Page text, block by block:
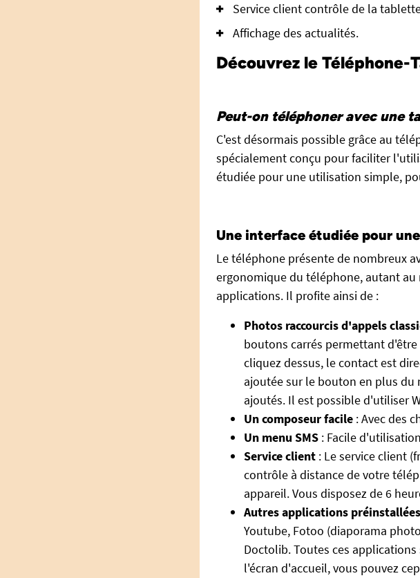
Service client contrôle de la
Affichage des actualités.
Découvrez le Téléphone-
Peut-on téléphoner avec une
C'est désormais possible grâce au
spécialement conçu pour faciliter
étudiée pour une utilisation simple,
Une interface étudiée pour
Le téléphone présente de nombreux
ergonomique du téléphone, autant
applications. Il profite ainsi de :
Photos raccourcis d'appels
boutons carrés permettant
cliquez dessus, le contact est
ajoutée sur le bouton en plus du
ajoutés. Il est possible d'utiliser
Un composeur facile : Avec des
Un menu SMS : Facile
Service client : Le service client
contrôle à distance de votre
appareil. Vous disposez de 6
Autres applications préinstallées
Youtube, Fotoo (diaporama
Doctolib. Toutes ces
l'écran d'accueil, vous pouvez